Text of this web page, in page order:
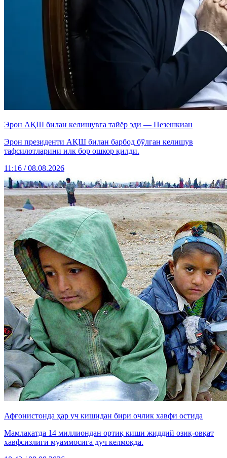
Эрон АҚШ билан келишувга тайёр эди — Пезешкиан
Эрон президенти АҚШ билан барбод бўлган келишув
тафсилотларини илк бор ошкор қилди.
11:16 / 08.08.2026
Афғонистонда ҳар уч кишидан бири очлик хавфи остида
Мамлакатда 14 миллиондан ортиқ киши жиддий озиқ-овқат
хавфсизлиги муаммосига дуч келмоқда.